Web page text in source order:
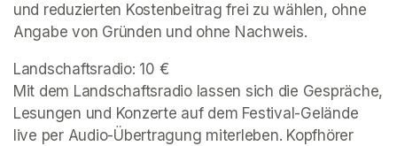
und reduzierten Kostenbeitrag frei zu wählen, ohne
Angabe von Gründen und ohne Nachweis.
Landschaftsradio: 10 €
Mit dem Landschaftsradio lassen sich die Gespräche,
Lesungen und Konzerte auf dem Festival-Gelände
live per Audio-Übertragung miterleben. Kopfhörer